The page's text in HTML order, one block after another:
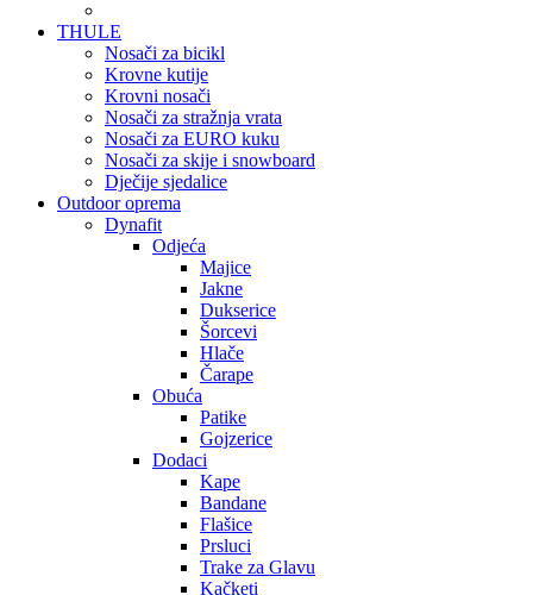
THULE
Nosači za bicikl
Krovne kutije
Krovni nosači
Nosači za stražnja vrata
Nosači za EURO kuku
Nosači za skije i snowboard
Dječije sjedalice
Outdoor oprema
Dynafit
Odjeća
Majice
Jakne
Dukserice
Šorcevi
Hlače
Čarape
Obuća
Patike
Gojzerice
Dodaci
Kape
Bandane
Flašice
Prsluci
Trake za Glavu
Kačketi